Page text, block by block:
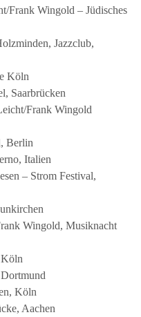
Frank Wingold – Jüdisches
Jazzclub,
Köln
Saarbrücken
Frank Wingold
Berlin
Italien
– Strom Festival,
Wingold, Musiknacht
Köln
Aachen